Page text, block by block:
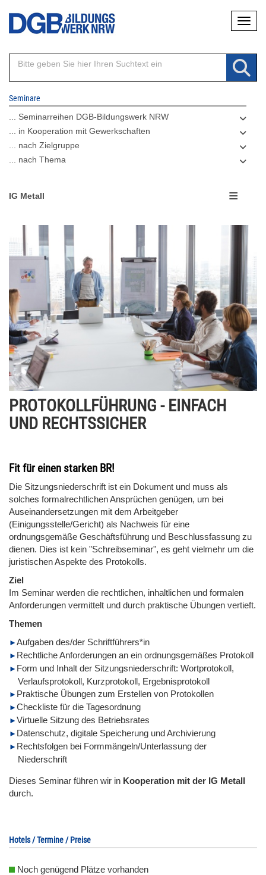
Direkt
Inhalt
Seminare
... Seminarreihen DGB-Bildungswerk NRW
... in Kooperation mit Gewerkschaften
... nach Zielgruppe
... nach Thema
IG Metall
PROTOKOLLFÜHRUNG - EINFACH
UND RECHTSSICHER
Fit für einen starken BR!
Die Sitzungsniederschrift ist ein Dokument und muss als
solches formalrechtlichen Ansprüchen genügen, um bei
Auseinandersetzungen mit dem Arbeitgeber
(Einigungsstelle/Gericht) als Nachweis für eine
ordnungsgemäße Geschäftsführung und Beschlussfassung zu
dienen. Dies ist kein "Schreibseminar", es geht vielmehr um die
juristischen Aspekte des Protokolls.
Ziel
Im Seminar werden die rechtlichen, inhaltlichen und formalen
Anforderungen vermittelt und durch praktische Übungen vertieft.
Themen
Aufgaben des/der Schriftführers*in
Rechtliche Anforderungen an ein ordnungsgemäßes Protokoll
Form und Inhalt der Sitzungsniederschrift: Wortprotokoll,
Verlaufsprotokoll, Kurzprotokoll, Ergebnisprotokoll
Praktische Übungen zum Erstellen von Protokollen
Checkliste für die Tagesordnung
Virtuelle Sitzung des Betriebsrates
Datenschutz, digitale Speicherung und Archivierung
Rechtsfolgen bei Formmängeln/Unterlassung der
Niederschrift
Dieses Seminar führen wir in Kooperation mit der IG Metall
durch.
Hotels / Termine / Preise
Noch genügend Plätze vorhanden